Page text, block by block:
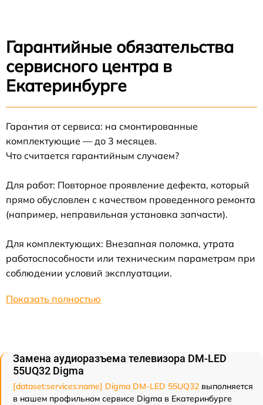
Гарантийные обязательства
сервисного центра в
Екатеринбурге
Гарантия от сервиса: на смонтированные
комплектующие — до 3 месяцев.
Что считается гарантийным случаем?
Для работ: Повторное проявление дефекта, который
прямо обусловлен с качеством проведенного ремонта
(например, неправильная установка запчасти).
Для комплектующих: Внезапная поломка, утрата
работоспособности или техническим параметрам при
соблюдении условий эксплуатации.
Показать полностью
Замена аудиоразъема телевизора DM-LED
55UQ32 Digma
[dataset:services:name] Digma DM-LED 55UQ32 выполняется
в нашем профильном сервисе Digma в Екатеринбурге